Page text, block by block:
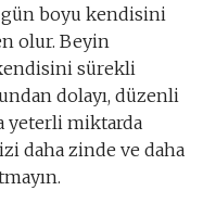
boyu kendisini
olur. Beyin
sürekli
dolayı, düzenli
yeterli miktarda
daha zinde ve daha